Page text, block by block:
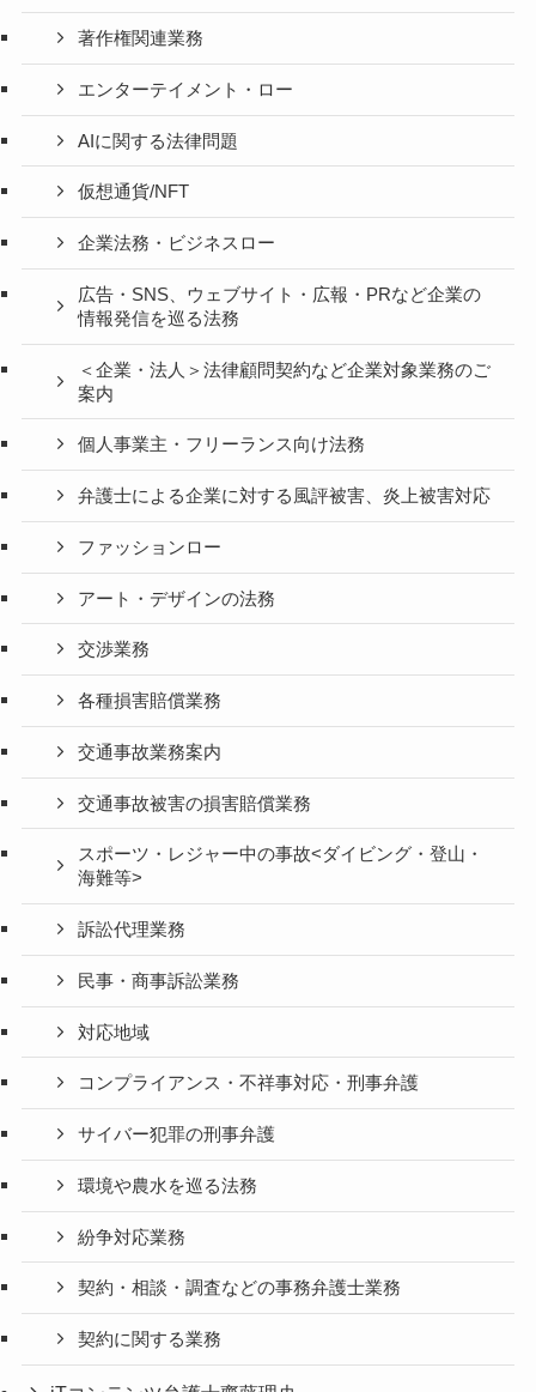
著作権関連業務
エンターテイメント・ロー
AIに関する法律問題
仮想通貨/NFT
企業法務・ビジネスロー
広告・SNS、ウェブサイト・広報・PRなど企業の
情報発信を巡る法務
＜企業・法人＞法律顧問契約など企業対象業務のご
案内
個人事業主・フリーランス向け法務
弁護士による企業に対する風評被害、炎上被害対応
ファッションロー
アート・デザインの法務
交渉業務
各種損害賠償業務
交通事故業務案内
交通事故被害の損害賠償業務
スポーツ・レジャー中の事故<ダイビング・登山・
海難等>
訴訟代理業務
民事・商事訴訟業務
対応地域
コンプライアンス・不祥事対応・刑事弁護
サイバー犯罪の刑事弁護
環境や農水を巡る法務
紛争対応業務
契約・相談・調査などの事務弁護士業務
契約に関する業務